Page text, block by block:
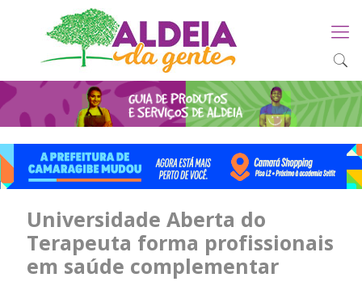
Universidade Aberta do
Terapeuta forma profissionais
em saúde complementar